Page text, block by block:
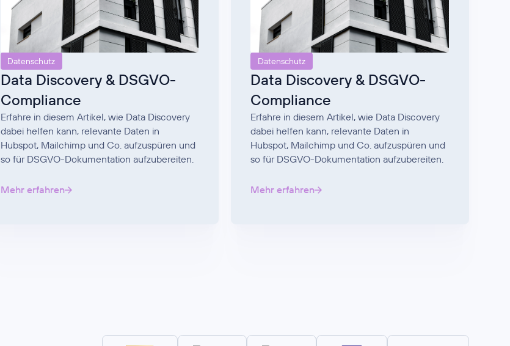
Datenschutz
Data Discovery & DSGVO-
Compliance
Erfahre in diesem Artikel, wie Data Discovery
dabei helfen kann, relevante Daten in
Hubspot, Mailchimp und Co. aufzuspüren und
so für DSGVO-Dokumentation aufzubereiten.
Mehr erfahren
Datenschutz
Data Discovery & DSGVO-
Compliance
Erfahre in diesem Artikel, wie Data Discovery
dabei helfen kann, relevante Daten in
Hubspot, Mailchimp und Co. aufzuspüren und
so für DSGVO-Dokumentation aufzubereiten.
Mehr erfahren